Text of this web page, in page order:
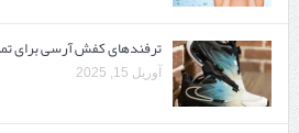
ترفندهای کفش آرسی برای
آوریل 15, 2025